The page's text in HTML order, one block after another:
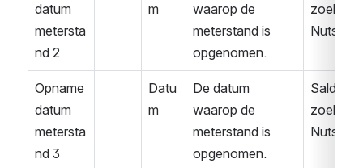
datum
metersta
nd 2
m
waarop de
meterstand is
opgenomen.
zoek
Nuts
Opname
datum
metersta
nd 3
Datu
m
De datum
waarop de
meterstand is
opgenomen.
Saldover
zoek
Nuts